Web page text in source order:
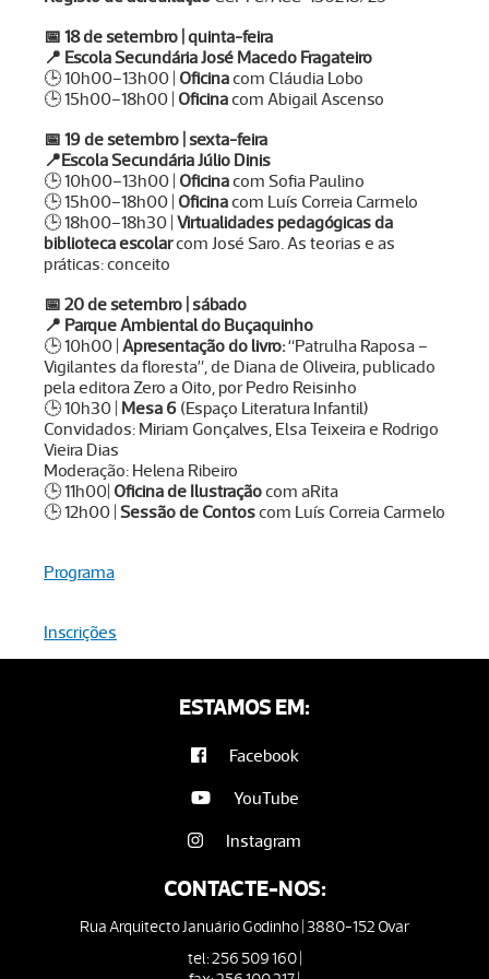
📅 18 de setembro | quinta-feira
📍 Escola Secundária José Macedo Fragateiro
🕒 10h00–13h00 | Oficinacom Cláudia Lobo
🕒 15h00–18h00 | Oficinacom Abigail Ascenso
📅 19 de setembro | sexta-feira
📍Escola Secundária Júlio Dinis
🕒 10h00–13h00 | Oficinacom Sofia Paulino
🕒 15h00–18h00 | Oficinacom Luís Correia Carmelo
🕒 18h00–18h30 | Virtualidades pedagógicas da
biblioteca escolarcom José Saro. As teorias e as
práticas: conceito
📅 20 de setembro | sábado
📍 Parque Ambiental do Buçaquinho
🕒 10h00 | Apresentação do livro:“Patrulha Raposa –
Vigilantes da floresta”, de Diana de Oliveira, publicado
pela editora Zero a Oito, por Pedro Reisinho
🕒 10h30 | Mesa 6 (Espaço Literatura Infantil)
Convidados: Miriam Gonçalves, Elsa Teixeira e Rodrigo
Vieira Dias
Moderação: Helena Ribeiro
🕒 11h00| Oficina de Ilustraçãocom aRita
🕒 12h00 | Sessão de Contoscom Luís Correia Carmelo
Programa
Inscrições
ESTAMOS EM:
Facebook
YouTube
Instagram
CONTACTE-NOS:
Rua Arquitecto Januário Godinho | 3880-152 Ovar
tel: 256 509 160 |